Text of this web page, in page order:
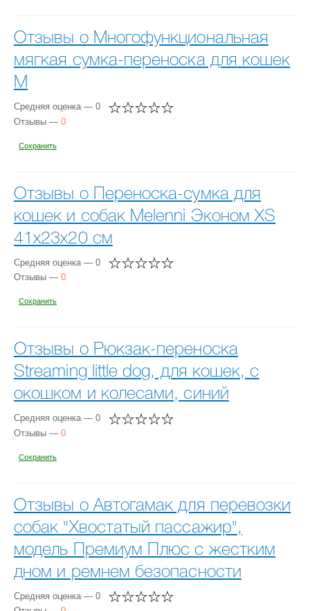
Отзывы о Многофункциональная
мягкая сумка-переноска для кошек
M
Средняя оценка — 0
Отзывы — 0
Сохранить
Отзывы о Переноска-сумка для
кошек и собак Melenni Эконом XS
41х23х20 см
Средняя оценка — 0
Отзывы — 0
Сохранить
Отзывы о Рюкзак-переноска
Streaming little dog, для кошек, с
окошком и колесами, синий
Средняя оценка — 0
Отзывы — 0
Сохранить
Отзывы о Автогамак для перевозки
собак "Хвостатый пассажир",
модель Премиум Плюс с жестким
дном и ремнем безопасности
Средняя оценка — 0